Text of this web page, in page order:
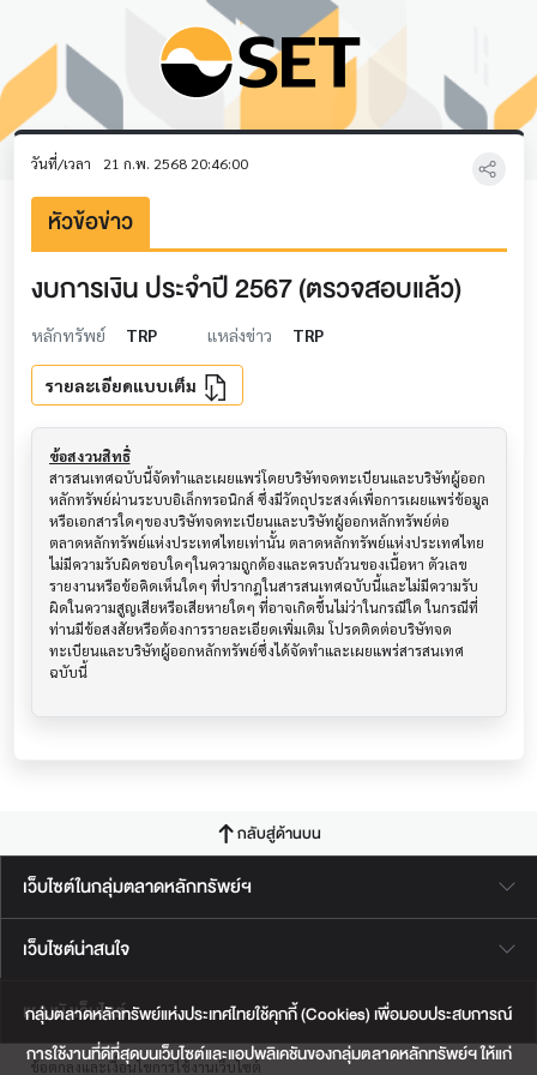
กลุ่มตลาดหลักทรัพย์แห่งประเทศไทยใช้คุกกี้ (Cookies) เพื่อมอบประสบการณ์
การใช้งานที่ดีที่สุดบนเว็บไซต์และแอปพลิเคชันของกลุ่มตลาดหลักทรัพย์ฯ ให้แก่
วันที่/เวลา 21 ก.พ. 2568 20:46:00
หัวข้อข่าว
งบการเงิน ประจำปี 2567 (ตรวจสอบแล้ว)
หลักทรัพย์ TRP แหล่งข่าว TRP
รายละเอียดแบบเต็ม
ข้อสงวนสิทธิ์
สารสนเทศฉบับนี้จัดทำและเผยแพร่โดยบริษัทจดทะเบียนและบริษัทผู้ออก
หลักทรัพย์ผ่านระบบอิเล็กทรอนิกส์ ซึ่งมีวัตถุประสงค์เพื่อการเผยแพร่ข้อมูล
หรือเอกสารใดๆของบริษัทจดทะเบียนและบริษัทผู้ออกหลักทรัพย์ต่อ
ตลาดหลักทรัพย์แห่งประเทศไทยเท่านั้น ตลาดหลักทรัพย์แห่งประเทศไทย
ไม่มีความรับผิดชอบใดๆในความถูกต้องและครบถ้วนของเนื้อหา ตัวเลข
รายงานหรือข้อคิดเห็นใดๆ ที่ปรากฎในสารสนเทศฉบับนี้และไม่มีความรับ
ผิดในความสูญเสียหรือเสียหายใดๆ ที่อาจเกิดขึ้นไม่ว่าในกรณีใด ในกรณีที่
ท่านมีข้อสงสัยหรือต้องการรายละเอียดเพิ่มเติม โปรดติดต่อบริษัทจด
ทะเบียนและบริษัทผู้ออกหลักทรัพย์ซึ่งได้จัดทำและเผยแพร่สารสนเทศ
ฉบับนี้
กลับสู่ด้านบน
เว็บไซต์ในกลุ่มตลาดหลักทรัพย์ฯ
เว็บไซต์น่าสนใจ
แผนผังเว็บไซต์
ข้อตกลงและเงื่อนไขการใช้งานเว็บไซต์